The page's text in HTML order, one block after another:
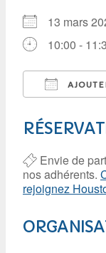
13 mars
10:00 -
Envie de
nos adhérents.
rejoignez